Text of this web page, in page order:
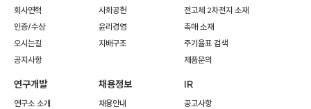
회사연혁
인증/수상
오시는길
공지사항
사회공헌
윤리경영
지배구조
전고체 2차전지 소재
촉매 소재
주기율표 검색
제품문의
연구개발
연구소 소개
채용정보
채용안내
IR
공고사항